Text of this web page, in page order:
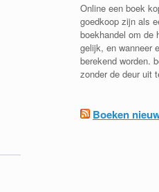
Online een boek
goedkoop zijn als
boekhandel om de
gelijk, en wanneer
berekend worden.
zonder de deur uit
Boeken